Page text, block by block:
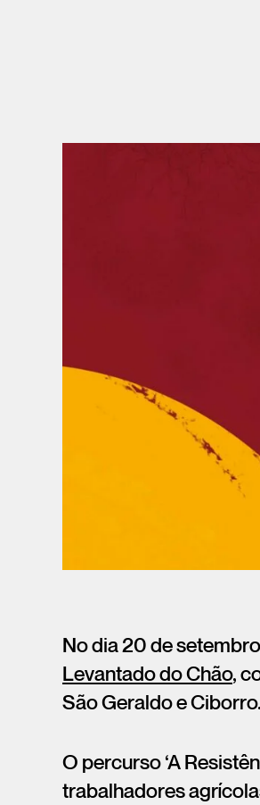
No dia 20 de
Levantado do Chão,
São Geraldo e Ciborro.
O percurso ‘A
trabalhadores